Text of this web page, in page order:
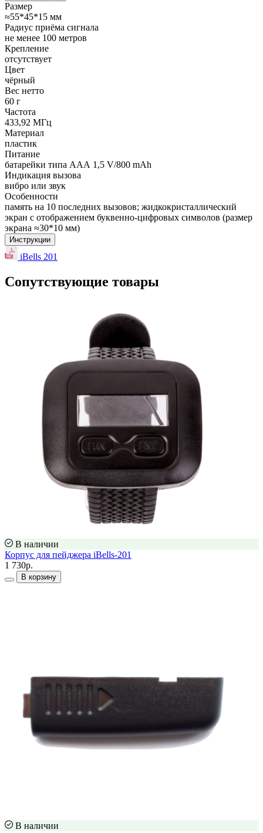
Размер
≈55*45*15 мм
Радиус приёма сигнала
не менее 100 метров
Крепление
отсутствует
Цвет
чёрный
Вес нетто
60 г
Частота
433,92 МГц
Материал
пластик
Питание
батарейки типа ААА 1,5 V/800 mAh
Индикация вызова
вибро или звук
Особенности
память на 10 последних вызовов; жидкокристаллический
экран с отображением буквенно-цифровых символов (размер
экрана ≈30*10 мм)
Инструкции
iBells 201
Сопутствующие товары
В наличии
Корпус для пейджера iBells-201
1 730р.
В корзину
В наличии